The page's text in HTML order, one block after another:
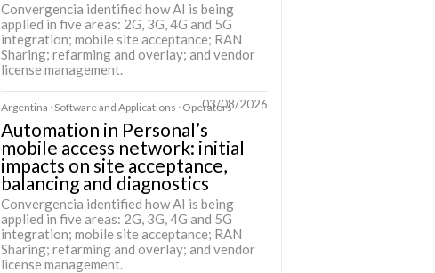
Convergencia identified how AI is being
applied in five areas: 2G, 3G, 4G and 5G
integration; mobile site acceptance; RAN
Sharing; refarming and overlay; and vendor
license management.
Argentina · Software and Applications · Operators03/08/2026
Automation in Personal’s
mobile access network: initial
impacts on site acceptance,
balancing and diagnostics
Convergencia identified how AI is being
applied in five areas: 2G, 3G, 4G and 5G
integration; mobile site acceptance; RAN
Sharing; refarming and overlay; and vendor
license management.